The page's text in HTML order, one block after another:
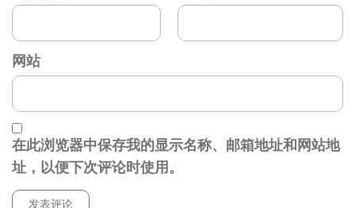
网站
在此浏览器中保存我的显示名称、邮箱地址和网站地
址，以便下次评论时使用。